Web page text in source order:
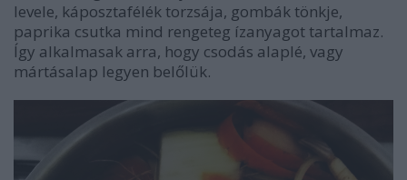
levele, káposztafélék torzsája, gombák tönkje,
paprika csutka mind rengeteg ízanyagot tartalmaz.
Így alkalmasak arra, hogy csodás alaplé, vagy
mártásalap legyen belőlük.